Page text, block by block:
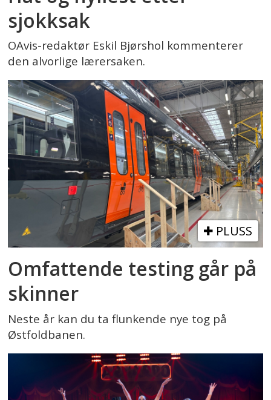
sjokksak
OAvis-redaktør Eskil Bjørshol kommenterer
den alvorlige lærersaken.
PLUSS
Omfattende testing går på
skinner
Neste år kan du ta flunkende nye tog på
Østfoldbanen.